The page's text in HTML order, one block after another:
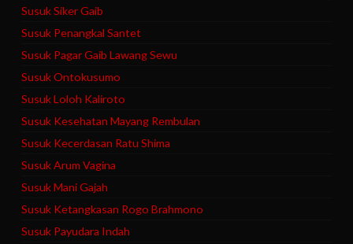
Susuk Siker Gaib
Susuk Penangkal Santet
Susuk Pagar Gaib Lawang Sewu
Susuk Ontokusumo
Susuk Loloh Kaliroto
Susuk Kesehatan Mayang Rembulan
Susuk Kecerdasan Ratu Shima
Susuk Arum Vagina
Susuk Mani Gajah
Susuk Ketangkasan Rogo Brahmono
Susuk Payudara Indah